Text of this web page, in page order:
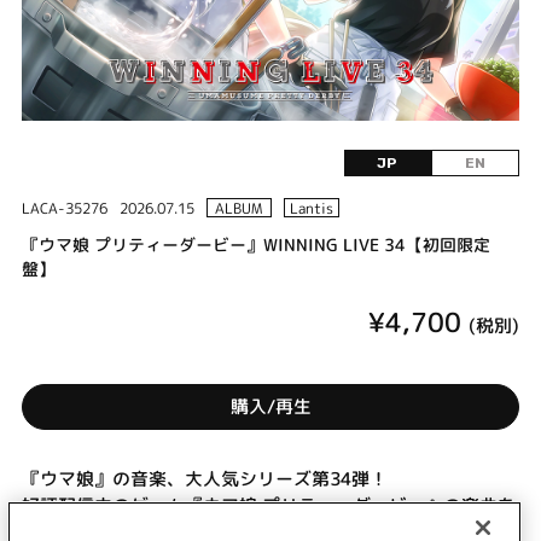
JP EN
LACA-35276 2026.07.15 ALBUM Lantis
『ウマ娘 プリティーダービー』WINNING LIVE 34【初回限定
盤】
¥4,700 (税別)
購入/再生
『ウマ娘』の音楽、大人気シリーズ第34弾！
好評配信中のゲーム『ウマ娘 プリティーダービー』の楽曲を
収録したCDがリリース決定！ゲームに収録された新規楽曲、